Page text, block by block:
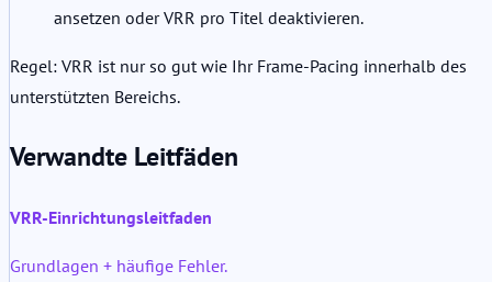
ansetzen oder VRR pro Titel deaktivieren.
Regel: VRR ist nur so gut wie Ihr Frame-Pacing innerhalb des
unterstützten Bereichs.
Verwandte Leitfäden
VRR-Einrichtungsleitfaden
Grundlagen + häufige Fehler.